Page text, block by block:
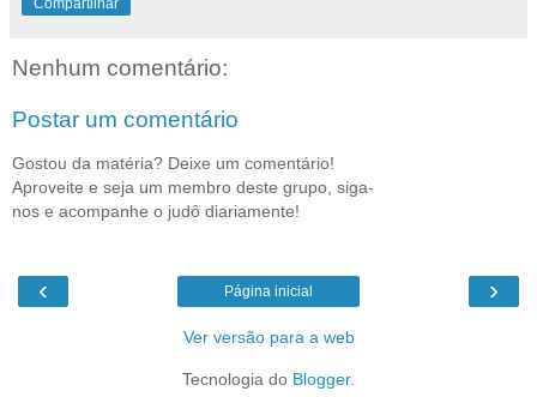
Nenhum comentário:
Postar um comentário
Gostou da matéria? Deixe um comentário!
Aproveite e seja um membro deste grupo, siga-
nos e acompanhe o judô diariamente!
‹ ›
Página inicial
Ver versão para a web
Tecnologia do Blogger.